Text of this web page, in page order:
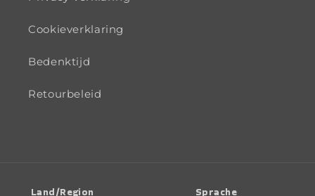
Cookieverklaring
Bedenktijd
Retourbeleid
Land/Region Sprache